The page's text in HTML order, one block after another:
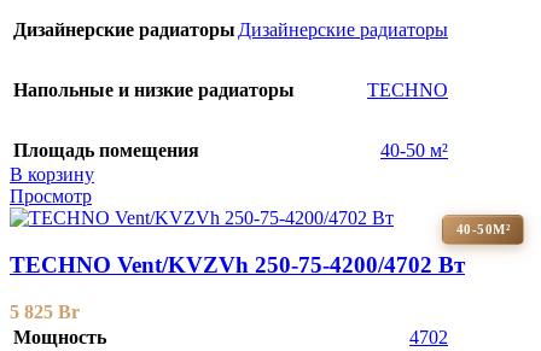
Дизайнерские радиаторыДизайнерские радиаторы
Напольные и низкие радиаторы TECHNO
Площадь помещения
40-50 м²
В корзину
Просмотр
40-50М²
TECHNO Vent/KVZVh 250-75-4200/4702 Вт
5 825 Br
Мощность
4702